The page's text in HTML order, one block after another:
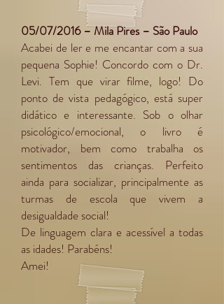
05/07/2016 – Mila Pires – São Paulo
Acabei de ler e me encantar com a sua
pequena Sophie! Concordo com o Dr.
Levi. Tem que virar filme, logo! Do
ponto de vista pedagógico, está super
didático e interessante. Sob o olhar
psicológico/emocional, o livro é
motivador, bem como trabalha os
sentimentos das crianças. Perfeito
ainda para socializar, principalmente as
turmas de escola que vivem a
desigualdade social!
De linguagem clara e acessível a todas
as idades! Parabéns!
Amei!